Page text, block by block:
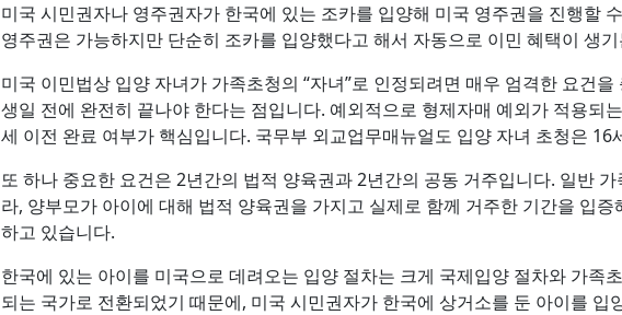
미국 시민권자나 영주권자가 한국에 있는 조카를 입양해 미국 영주권을 진행할
영주권은 가능하지만 단순히 조카를 입양했다고 해서 자동으로 이민 혜택이 생
미국 이민법상 입양 자녀가 가족초청의 “자녀”로 인정되려면 매우 엄격한 요건
생일 전에 완전히 끝나야 한다는 점입니다. 예외적으로 형제자매 예외가 적용
세 이전 완료 여부가 핵심입니다. 국무부 외교업무매뉴얼도 입양 자녀 초청은
또 하나 중요한 요건은 2년간의 법적 양육권과 2년간의 공동 거주입니다. 일반
라, 양부모가 아이에 대해 법적 양육권을 가지고 실제로 함께 거주한 기간을 입
하고 있습니다.
한국에 있는 아이를 미국으로 데려오는 입양 절차는 크게 국제입양 절차와 가
되는 국가로 전환되었기 때문에, 미국 시민권자가 한국에 상거소를 둔 아이를